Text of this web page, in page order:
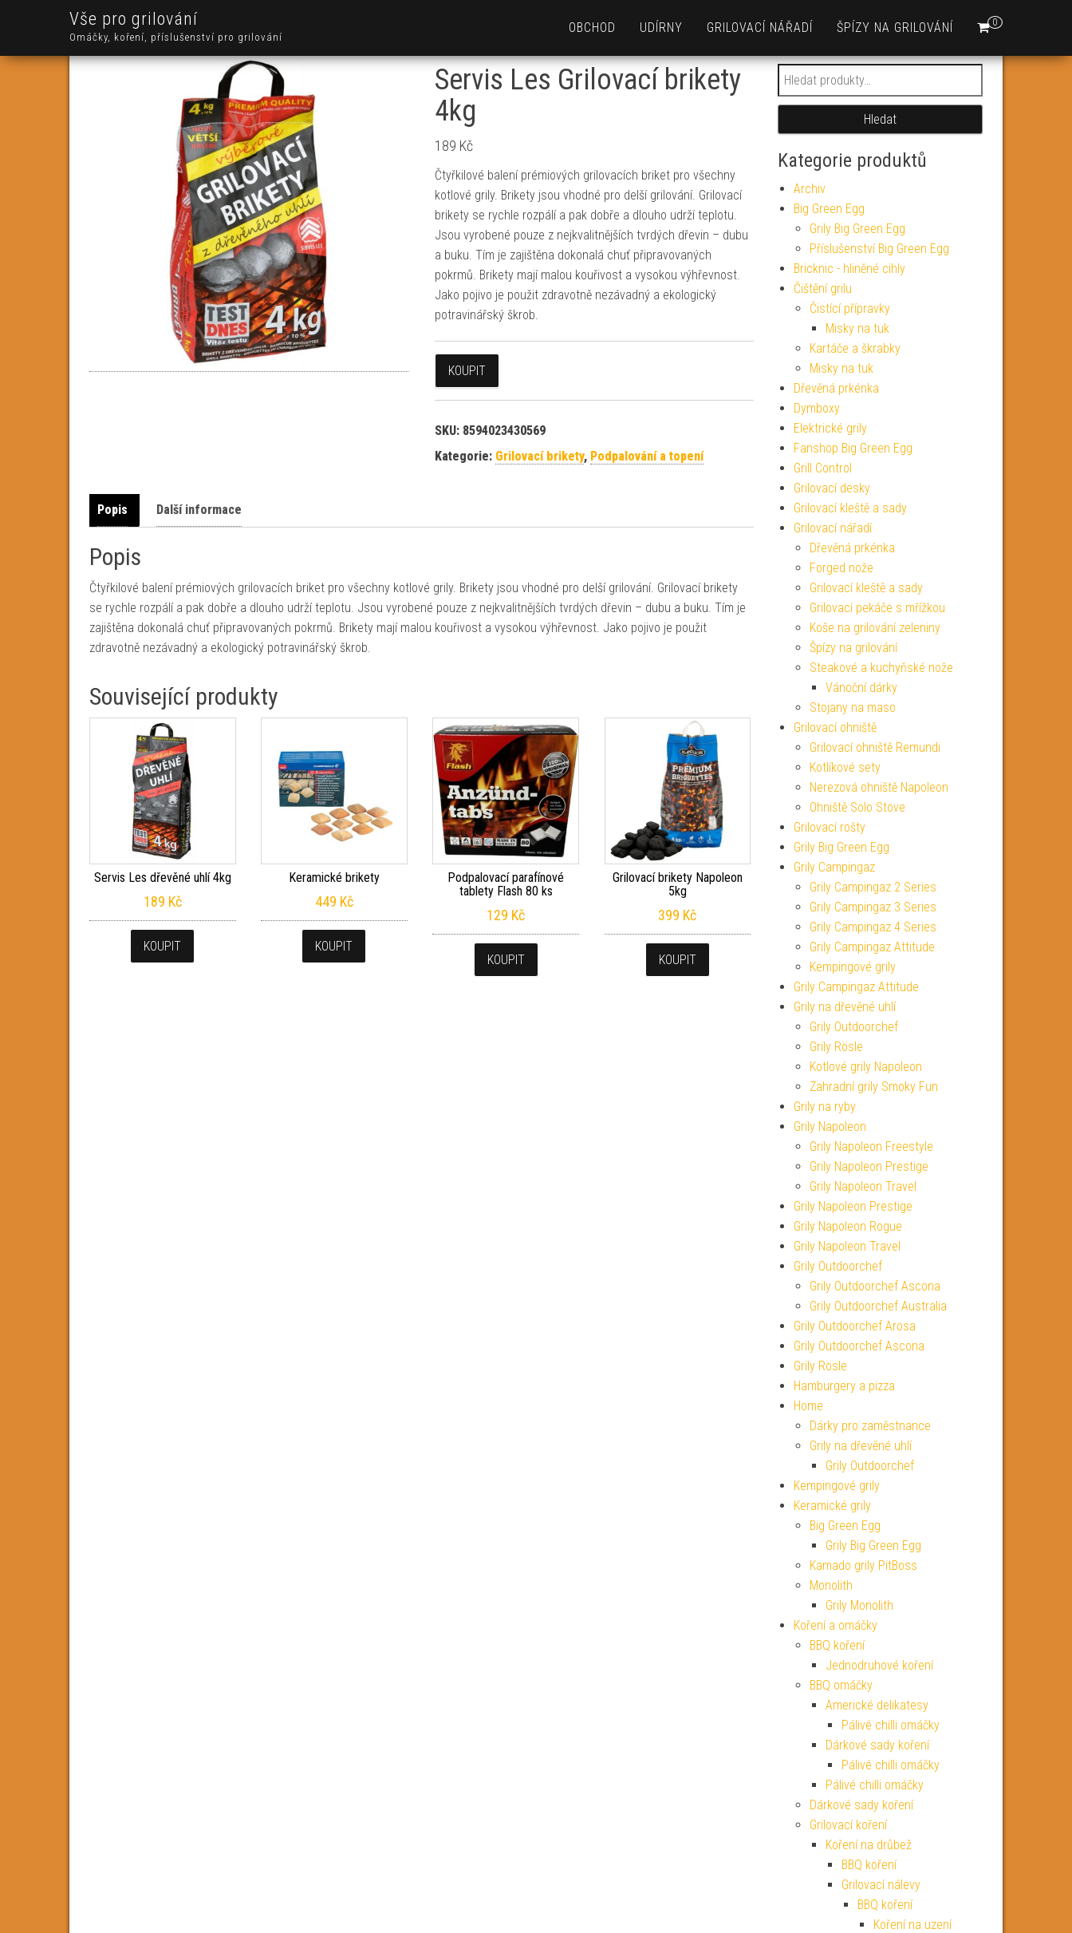
Vše pro grilování
Omáčky, koření, příslušenství pro grilování
0
OBCHOD UDÍRNY GRILOVACÍ NÁŘADÍ ŠPÍZY NA GRILOVÁNÍ
Servis Les Grilovací brikety
4kg
189 Kč
Čtyřkilové balení prémiových grilovacích briket pro všechny
kotlové grily. Brikety jsou vhodné pro delší grilování. Grilovací
brikety se rychle rozpálí a pak dobře a dlouho udrží teplotu.
Jsou vyrobené pouze z nejkvalitnějších tvrdých dřevin – dubu
a buku. Tím je zajištěna dokonalá chuť připravovaných
pokrmů. Brikety mají malou kouřivost a vysokou výhřevnost.
Jako pojivo je použit zdravotně nezávadný a ekologický
potravinářský škrob.
KOUPIT
SKU: 8594023430569
Kategorie: Grilovací brikety, Podpalování a topení
Popis Další informace
Popis
Čtyřkilové balení prémiových grilovacích briket pro všechny kotlové grily. Brikety jsou vhodné pro delší grilování. Grilovací brikety
se rychle rozpálí a pak dobře a dlouho udrží teplotu. Jsou vyrobené pouze z nejkvalitnějších tvrdých dřevin – dubu a buku. Tím je
zajištěna dokonalá chuť připravovaných pokrmů. Brikety mají malou kouřivost a vysokou výhřevnost. Jako pojivo je použit
zdravotně nezávadný a ekologický potravinářský škrob.
Související produkty
Servis Les dřevěné uhlí 4kg
189 Kč
KOUPIT
Keramické brikety
449 Kč
KOUPIT
Podpalovací parafínové
tablety Flash 80 ks
129 Kč
KOUPIT
Grilovací brikety Napoleon
5kg
399 Kč
KOUPIT
Hledat:
Hledat
Kategorie produktů
Archiv
Big Green Egg
Grily Big Green Egg
Příslušenství Big Green Egg
Bricknic - hliněné cihly
Čištění grilu
Čistící přípravky
Misky na tuk
Kartáče a škrabky
Misky na tuk
Dřevěná prkénka
Dymboxy
Elektrické grily
Fanshop Big Green Egg
Grill Control
Grilovací desky
Grilovací kleště a sady
Grilovací nářadí
Dřevěná prkénka
Forged nože
Grilovací kleště a sady
Grilovací pekáče s mřížkou
Koše na grilování zeleniny
Špízy na grilování
Steakové a kuchyňské nože
Vánoční dárky
Stojany na maso
Grilovací ohniště
Grilovací ohniště Remundi
Kotlíkové sety
Nerezová ohniště Napoleon
Ohniště Solo Stove
Grilovací rošty
Grily Big Green Egg
Grily Campingaz
Grily Campingaz 2 Series
Grily Campingaz 3 Series
Grily Campingaz 4 Series
Grily Campingaz Attitude
Kempingové grily
Grily Campingaz Attitude
Grily na dřevěné uhlí
Grily Outdoorchef
Grily Rösle
Kotlové grily Napoleon
Zahradní grily Smoky Fun
Grily na ryby
Grily Napoleon
Grily Napoleon Freestyle
Grily Napoleon Prestige
Grily Napoleon Travel
Grily Napoleon Prestige
Grily Napoleon Rogue
Grily Napoleon Travel
Grily Outdoorchef
Grily Outdoorchef Ascona
Grily Outdoorchef Australia
Grily Outdoorchef Arosa
Grily Outdoorchef Ascona
Grily Rösle
Hamburgery a pizza
Home
Dárky pro zaměstnance
Grily na dřevěné uhlí
Grily Outdoorchef
Kempingové grily
Keramické grily
Big Green Egg
Grily Big Green Egg
Kamado grily PitBoss
Monolith
Grily Monolith
Koření a omáčky
BBQ koření
Jednodruhové koření
BBQ omáčky
Americké delikatesy
Pálivé chilli omáčky
Dárkové sady koření
Pálivé chilli omáčky
Pálivé chilli omáčky
Dárkové sady koření
Grilovací koření
Koření na drůbež
BBQ koření
Grilovací nálevy
BBQ koření
Koření na uzení